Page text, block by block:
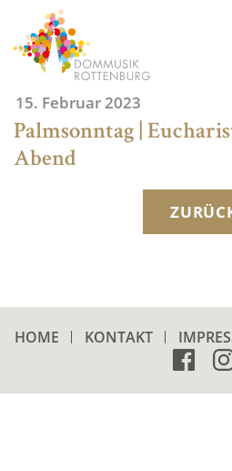
content
15. Februar 2023
Palmsonntag |
Abend
HOME KONTAKT